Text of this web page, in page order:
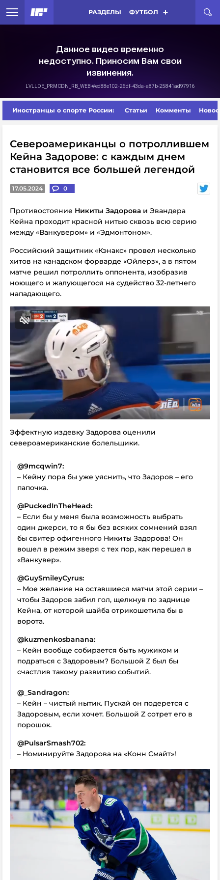
РАЗДЕЛЫ ФУТБОЛ
Иностранцы о спорте России: Статьи Комменты
Североамериканцы о потроллившем
Кейна Задорове: с каждым днем
становится все большей легендой
17.05.2024 0
Противостояние Никиты Задорова и Эвандера
Кейна проходит красной нитью сквозь всю серию
между «Ванкувером» и «Эдмонтоном».
Российский защитник «Кэнакс» провел несколько
хитов на канадском форварде «Ойлерз», а в пятом
матче решил потроллить оппонента, изобразив
ноющего и жалующегося на судейство 32-летнего
нападающего.
Эффектную издевку Задорова оценили
североамериканские болельщики.
@9mcqwin7:
– Кейну пора бы уже уяснить, что Задоров – его
папочка.
@PuckedInTheHead:
– Если бы у меня была возможность выбрать
один джерси, то я бы без всяких сомнений взял
бы свитер офигенного Никиты Задорова! Он
вошел в режим зверя с тех пор, как перешел в
«Ванкувер».
@GuySmileyCyrus:
– Мое желание на оставшиеся матчи этой серии –
чтобы Задоров забил гол, щелкнув по заднице
Кейна, от которой шайба отрикошетила бы в
ворота.
@kuzmenkosbanana:
– Кейн вообще собирается быть мужиком и
подраться с Задоровым? Большой Z был бы
счастлив такому развитию событий.
@_Sandragon:
– Кейн – чистый нытик. Пускай он подерется с
Задоровым, если хочет. Большой Z сотрет его в
порошок.
@PulsarSmash702:
– Номинируйте Задорова на «Конн Смайт»!